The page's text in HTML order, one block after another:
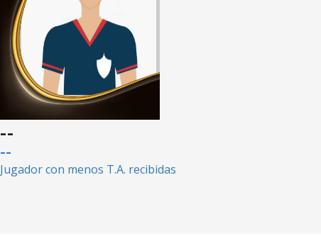
--
--
Jugador con menos T.A. recibidas